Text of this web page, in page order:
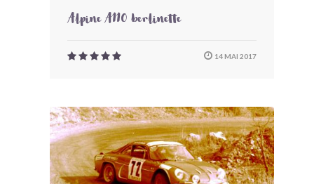
Alpine A110 berlinette
14 MAI 2017